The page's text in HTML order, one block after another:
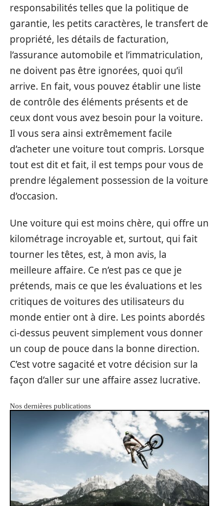
responsabilités telles que la politique de
garantie, les petits caractères, le transfert de
propriété, les détails de facturation,
l’assurance automobile et l’immatriculation,
ne doivent pas être ignorées, quoi qu’il
arrive. En fait, vous pouvez établir une liste
de contrôle des éléments présents et de
ceux dont vous avez besoin pour la voiture.
Il vous sera ainsi extrêmement facile
d’acheter une voiture tout compris. Lorsque
tout est dit et fait, il est temps pour vous de
prendre légalement possession de la voiture
d’occasion.
Une voiture qui est moins chère, qui offre un
kilométrage incroyable et, surtout, qui fait
tourner les têtes, est, à mon avis, la
meilleure affaire. Ce n’est pas ce que je
prétends, mais ce que les évaluations et les
critiques de voitures des utilisateurs du
monde entier ont à dire. Les points abordés
ci-dessus peuvent simplement vous donner
un coup de pouce dans la bonne direction.
C’est votre sagacité et votre décision sur la
façon d’aller sur une affaire assez lucrative.
Nos dernières publications